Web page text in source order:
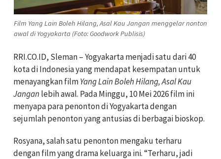
Film Yang Lain Boleh Hilang, Asal Kau Jangan menggelar nonton
awal di Yogyakarta (Foto: Goodwork Publisis)
RRI.CO.ID, Sleman – Yogyakarta menjadi satu dari 40
kota di Indonesia yang mendapat kesempatan untuk
menayangkan filmYang Lain Boleh Hilang, Asal Kau
Jangan lebih awal. Pada Minggu, 10 Mei 2026 film ini
menyapa para penonton di Yogyakarta dengan
sejumlah penonton yang antusias di berbagai bioskop.
Rosyana, salah satu penonton mengaku terharu
dengan film yang drama keluarga ini. “Terharu, jadi